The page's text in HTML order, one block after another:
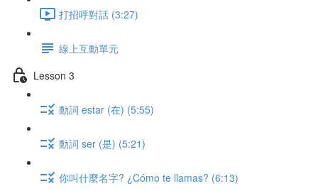
打招呼對話 (3:27)
線上互動單元
Lesson 3
動詞 estar (在) (5:55)
動詞 ser (是) (5:21)
你叫什麼名字? ¿Cómo te llamas? (6:13)